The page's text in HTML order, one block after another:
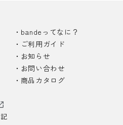
bandeってなに？
ご利用ガイド
お知らせ
お問い合わせ
商品カタログ